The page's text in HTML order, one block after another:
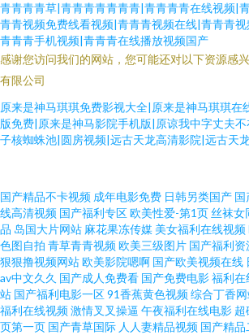
青青青青草|青青青青青青青|青青青青在线视频|
青青视频免费线看视频|青青青视频在线|青青青
青青青手机视频|青青青在线播放视频国产
感谢您访问我们的网站，您可能还对以下资源感
有限公司
原来是神马琪琪免费影视大全|原来是神马琪琪在
版免费|原来是神马影院手机版|原谅我中字丈夫
子核蜘蛛池|圆房视频|远古天龙高清影院|远古天
91TV免费 AV熟女 豆花AⅤ 91蜜桃臀 精品久久卡 午夜
精品久久www 91社区海角 欧美日韩a 亚洲夜情情网
洲免费观看 aV电影资源站在线 亚洲国产精品自拍第
产第一页啪 爱爱综合 91看片网站下载 欧美黄色电影
国产精品不卡视频 成年电影免费 日韩另类国产 国
线高清视频 国产福利专区欧美性爱-第1页丝袜女
品 岛国大片网站 麻花果冻传媒 美女福利在线视频
色图自拍 青草青青视频欧美三级图片 国产福利资
狠狠撸视频网站欧美影院嗯啊 国产欧美视频在线
av中文久久 国产成人免费看 国产免费电影福利在
站 国产福利电影一区91香蕉黄色视频综合丁香
福利在线视频激情叉叉操逼 午夜福利在线电影 超
页第一页 国产青草国际 人人妻精品视频 国产精品